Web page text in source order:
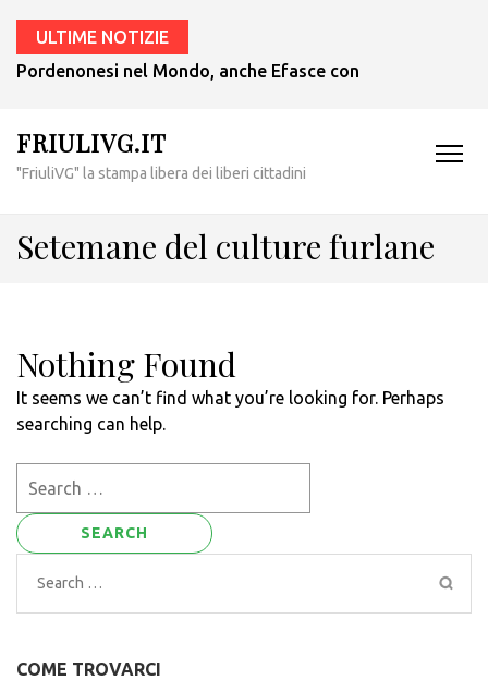
ULTIME NOTIZIE
Pordenonesi nel Mondo, anche Efasce con il presidente
FRIULIVG.IT
"FriuliVG" la stampa libera dei liberi cittadini
Setemane del culture furlane
Nothing Found
It seems we can’t find what you’re looking for. Perhaps
searching can help.
Search
for:
COME TROVARCI